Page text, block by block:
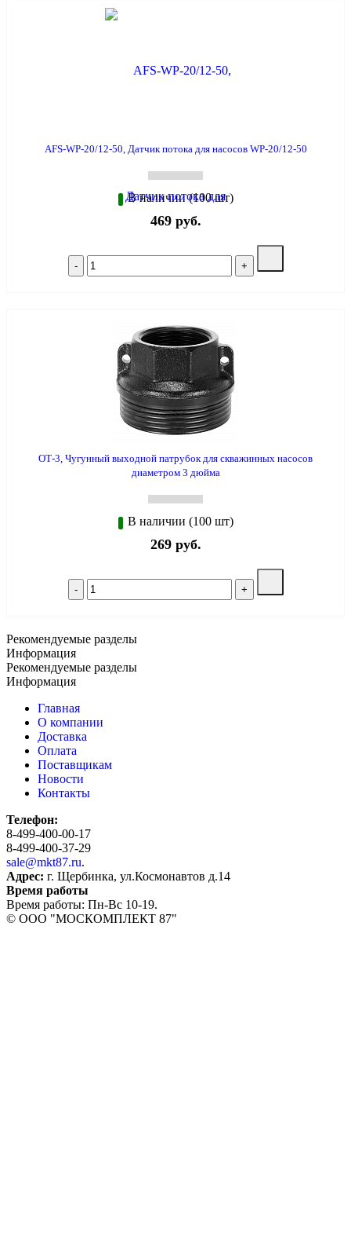
AFS-WP-20/12-50, Датчик потока для насосов WP-20/12-50
В наличии (100 шт)
469 руб.
ОТ-3, Чугунный выходной патрубок для скважинных насосов
диаметром 3 дюйма
В наличии (100 шт)
269 руб.
Рекомендуемые разделы
Информация
Рекомендуемые разделы
Информация
Главная
О компании
Доставка
Оплата
Поставщикам
Новости
Контакты
Телефон:
8-499-400-00-17
8-499-400-37-29
sale@mkt87.ru.
Адрес: г. Щербинка, ул.Космонавтов д.14
Время работы
Время работы: Пн-Вс 10-19.
© OOO "МОСКОМПЛЕКТ 87"